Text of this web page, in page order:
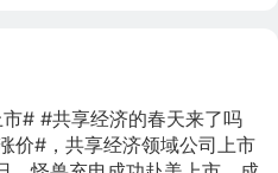
市# #共享经济的春天来了吗
价#，共享经济领域公司上市